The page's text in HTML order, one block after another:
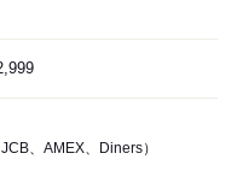
、AMEX、Diners）